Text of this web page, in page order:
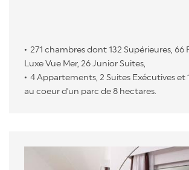
271 chambres dont 132 Supérieures, 66
Luxe Vue Mer, 26 Junior Suites,
4 Appartements, 2 Suites Exécutives et
au coeur d'un parc de 8 hectares.